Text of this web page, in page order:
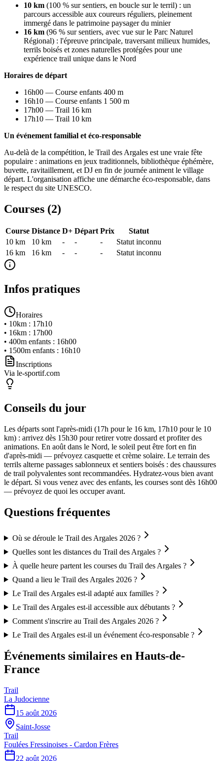
10 km (100 % sur sentiers, en boucle sur le terril) : un
parcours accessible aux coureurs réguliers, pleinement
immergé dans le patrimoine paysager du minier
16 km (96 % sur sentiers, avec vue sur le Parc Naturel
Régional) : l'épreuve principale, traversant milieux humides,
terrils boisés et zones naturelles protégées pour une
expérience trail unique dans le Nord
Horaires de départ
16h00 — Course enfants 400 m
16h10 — Course enfants 1 500 m
17h00 — Trail 16 km
17h10 — Trail 10 km
Un événement familial et éco-responsable
Au-delà de la compétition, le Trail des Argales est une vraie fête
populaire : animations en jeux traditionnels, bibliothèque éphémère,
buvette, ravitaillement, et DJ en fin de journée animent le village
départ. L'organisation affiche une démarche éco-responsable, dans
le respect du site UNESCO.
Courses (2)
Course Distance D+ Départ Prix
Statut
10 km
10 km - - -
Statut inconnu
16 km
16 km - - - Statut inconnu
Infos pratiques
Horaires
• 10km : 17h10
• 16km : 17h00
• 400m enfants : 16h00
• 1500m enfants : 16h10
Inscriptions
Via le-sportif.com
Conseils du jour
Les départs sont l'après-midi (17h pour le 16 km, 17h10 pour le 10
km) : arrivez dès 15h30 pour retirer votre dossard et profiter des
animations. En août dans le Nord, le soleil peut être fort en fin
d'après-midi — prévoyez casquette et crème solaire. Le terrain des
terrils alterne passages sablonneux et sentiers boisés : des chaussures
de trail polyvalentes sont recommandées. Hydratez-vous bien avant
le départ. Si vous venez avec des enfants, les courses sont dès 16h00
— prévoyez de quoi les occuper avant.
Questions fréquentes
Où se déroule le Trail des Argales 2026 ?
Quelles sont les distances du Trail des Argales ?
À quelle heure partent les courses du Trail des Argales ?
Quand a lieu le Trail des Argales 2026 ?
Le Trail des Argales est-il adapté aux familles ?
Le Trail des Argales est-il accessible aux débutants ?
Comment s'inscrire au Trail des Argales 2026 ?
Le Trail des Argales est-il un événement éco-responsable ?
Événements similaires en Hauts-de-
France
Trail
La Judocienne
15 août 2026
Saint-Josse
Trail
Foulées Fressinoises - Cardon Frères
22 août 2026